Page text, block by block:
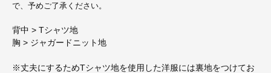
で、予めご了承ください。
背中 > Tシャツ地
胸 > ジャガードニット地
※丈夫にするためTシャツ地を使用した洋服には裏地をつけてお